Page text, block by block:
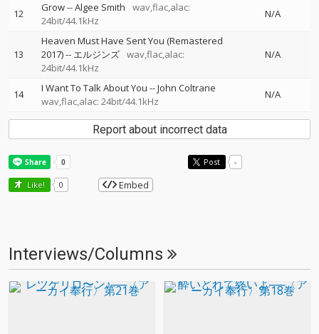
12 Grow--Algee Smith
wav,flac,alac:
24bit/44.1kHz
N/A
13
Heaven Must Have Sent You (Remastered
2017)-- エルジンズ wav,flac,alac:
24bit/44.1kHz
N/A
14 I Want To Talk About You --John Coltrane
wav,flac,alac: 24bit/44.1kHz
N/A
Report about incorrect data
Post -
Like! 0 Embed
Interviews/Columns